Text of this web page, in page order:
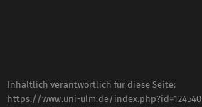
Inhaltlich verantwortlich für diese Seite:
https://www.uni-ulm.de/index.php?id=124540